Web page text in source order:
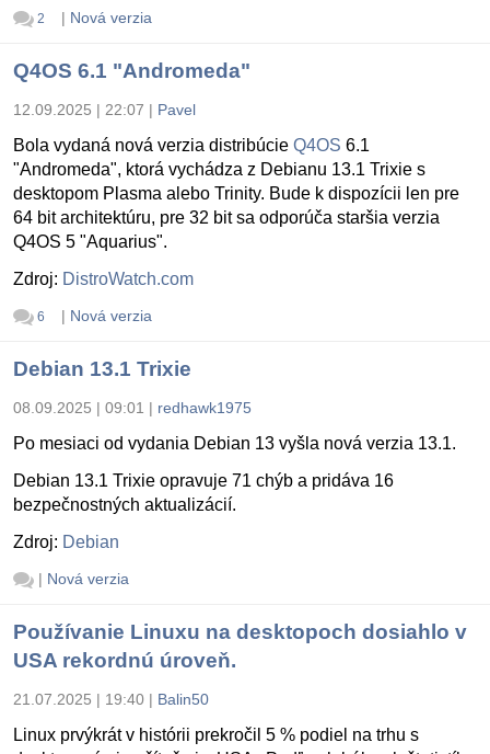
2 | Nová verzia
Q4OS 6.1 "Andromeda"
12.09.2025 | 22:07 | Pavel
Bola vydaná nová verzia distribúcie Q4OS 6.1
"Andromeda", ktorá vychádza z Debianu 13.1 Trixie s
desktopom Plasma alebo Trinity. Bude k dispozícii len pre
64 bit architektúru, pre 32 bit sa odporúča staršia verzia
Q4OS 5 "Aquarius".
Zdroj: DistroWatch.com
6 | Nová verzia
Debian 13.1 Trixie
08.09.2025 | 09:01 | redhawk1975
Po mesiaci od vydania Debian 13 vyšla nová verzia 13.1.
Debian 13.1 Trixie opravuje 71 chýb a pridáva 16
bezpečnostných aktualizácií.
Zdroj: Debian
| Nová verzia
Používanie Linuxu na desktopoch dosiahlo v
USA rekordnú úroveň.
21.07.2025 | 19:40 | Balin50
Linux prvýkrát v histórii prekročil 5 % podiel na trhu s